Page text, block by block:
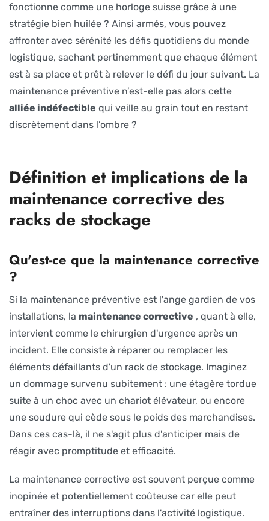
fonctionne comme une horloge suisse grâce à une
stratégie bien huilée ? Ainsi armés, vous pouvez
affronter avec sérénité les défis quotidiens du monde
logistique, sachant pertinemment que chaque élément
est à sa place et prêt à relever le défi du jour suivant. La
maintenance préventive n’est-elle pas alors cette
alliée indéfectible qui veille au grain tout en restant
discrètement dans l’ombre ?
Définition et implications de la
maintenance corrective des
racks de stockage
Qu'est-ce que la maintenance corrective
?
Si la maintenance préventive est l'ange gardien de vos
installations, la maintenance corrective , quant à elle,
intervient comme le chirurgien d'urgence après un
incident. Elle consiste à réparer ou remplacer les
éléments défaillants d'un rack de stockage. Imaginez
un dommage survenu subitement : une étagère tordue
suite à un choc avec un chariot élévateur, ou encore
une soudure qui cède sous le poids des marchandises.
Dans ces cas-là, il ne s'agit plus d'anticiper mais de
réagir avec promptitude et efficacité.
La maintenance corrective est souvent perçue comme
inopinée et potentiellement coûteuse car elle peut
entraîner des interruptions dans l'activité logistique.